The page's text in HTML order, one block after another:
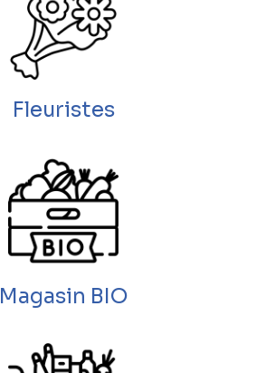
Fleuristes
Magasin BIO